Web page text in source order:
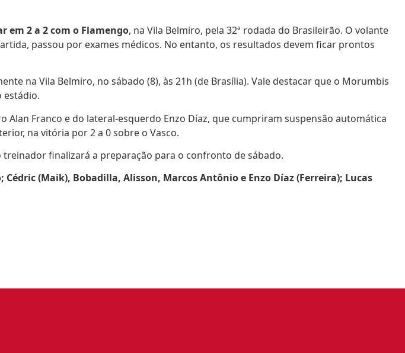
em 2 a 2 com o Flamengo, na Vila Belmiro, pela 32ª rodada do Brasileirão. O volante
passou por exames médicos. No entanto, os resultados devem ficar prontos
na Vila Belmiro, no sábado (8), às 21h (de Brasília). Vale destacar que o Morumbis
estádio.
Franco e do lateral-esquerdo Enzo Díaz, que cumpriram suspensão automática
na vitória por 2 a 0 sobre o Vasco.
treinador finalizará a preparação para o confronto de sábado.
Cédric (Maik), Bobadilla, Alisson, Marcos Antônio e Enzo Díaz (Ferreira); Lucas